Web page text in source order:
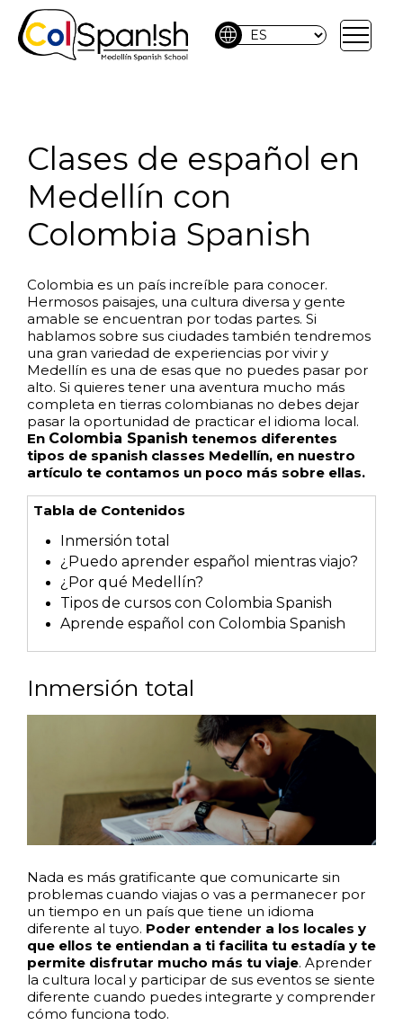
language
Clases de español en
Medellín con
Colombia Spanish
Colombia es un país increíble para conocer.
Hermosos paisajes, una cultura diversa y gente
amable se encuentran por todas partes. Si
hablamos sobre sus ciudades también tendremos
una gran variedad de experiencias por vivir y
Medellín es una de esas que no puedes pasar por
alto. Si quieres tener una aventura mucho más
completa en tierras colombianas no debes dejar
pasar la oportunidad de practicar el idioma local.
En Colombia Spanish tenemos diferentes
tipos de spanish classes Medellín, en nuestro
artículo te contamos un poco más sobre ellas.
Tabla de Contenidos
Inmersión total
¿Puedo aprender español mientras viajo?
¿Por qué Medellín?
Tipos de cursos con Colombia Spanish
Aprende español con Colombia Spanish
Inmersión total
Nada es más gratificante que comunicarte sin
problemas cuando viajas o vas a permanecer por
un tiempo en un país que tiene un idioma
diferente al tuyo. Poder entender a los locales y
que ellos te entiendan a ti facilita tu estadía y te
permite disfrutar mucho más tu viaje. Aprender
la cultura local y participar de sus eventos se siente
diferente cuando puedes integrarte y comprender
cómo funciona todo.